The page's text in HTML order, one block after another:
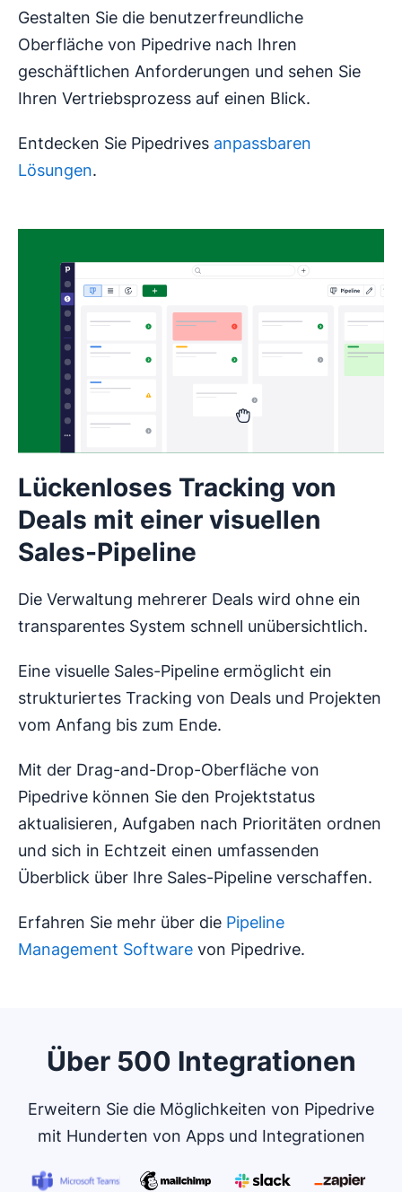
Gestalten Sie die benutzerfreundliche
Oberfläche von Pipedrive nach Ihren
geschäftlichen Anforderungen und sehen Sie
Ihren Vertriebsprozess auf einen Blick.
Entdecken Sie Pipedrives anpassbaren
Lösungen.
Lückenloses Tracking von
Deals mit einer visuellen
Sales-Pipeline
Die Verwaltung mehrerer Deals wird ohne ein
transparentes System schnell unübersichtlich.
Eine visuelle Sales-Pipeline ermöglicht ein
strukturiertes Tracking von Deals und Projekten
vom Anfang bis zum Ende.
Mit der Drag-and-Drop-Oberfläche von
Pipedrive können Sie den Projektstatus
aktualisieren, Aufgaben nach Prioritäten ordnen
und sich in Echtzeit einen umfassenden
Überblick über Ihre Sales-Pipeline verschaffen.
Erfahren Sie mehr über die Pipeline
Management Software von Pipedrive.
Über 500 Integrationen
Erweitern Sie die Möglichkeiten von Pipedrive
mit Hunderten von Apps und Integrationen